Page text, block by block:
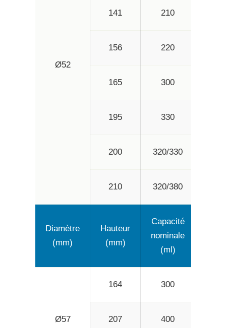
Ø52
141 210
156 220
165 300
195 330
200 320/330
210 320/380
Diamètre
(mm)
Hauteur
(mm)
Capacité
nominale
(ml)
Ø57
164 300
207 400